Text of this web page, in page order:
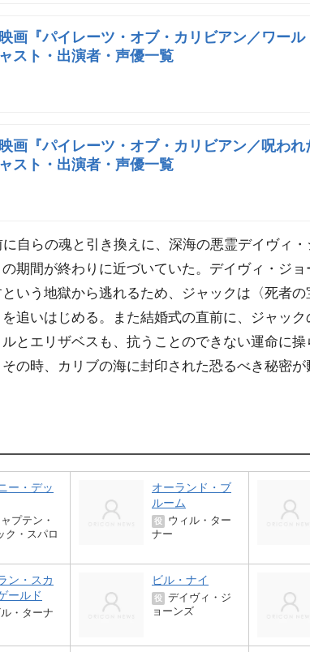
映画『パイレーツ・オブ・カリビアン／ワール
ャスト・出演者・声優一覧
映画『パイレーツ・オブ・カリビアン／呪われ
ャスト・出演者・声優一覧
自らの魂と引き換えに、深海の悪霊デイヴィ
期間が終わりに近づいていた。デイヴィ・ジ
いう地獄から逃れるため、ジャックは〈死者
追いはじめる。また結婚式の直前に、ジャッ
とエリザベスも、抗うことのできない運命に
の時、カリブの海に封印された恐るべき秘密
ー・デッ
プテン・
ク・スパロ
オーランド・ブ
ルーム
役
ウィル・ター
ナー
ン・スカ
ールド
ル・ターナ
ビル・ナイ
役
デイヴィ・ジ
ョーンズ